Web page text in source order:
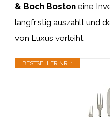
& Boch Boston eine
langfristig auszahlt und
von Luxus verleiht.
BESTSELLER NR. 1